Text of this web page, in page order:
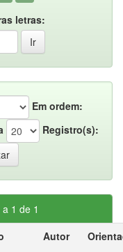
letras:
Em ordem:
Registro(s):
1 de 1
Autor